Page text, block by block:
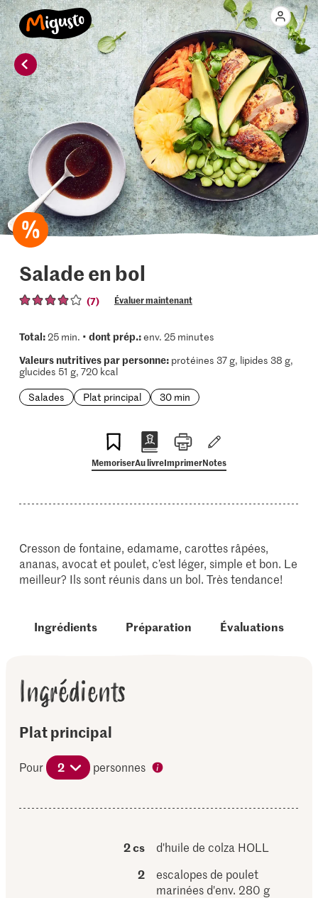
Salade en bol
(7) Évaluer maintenant
Total:25 min. • dont prép.:env. 25 minutes
Valeurs nutritives par personne:protéines 37 g, lipides 38 g,
glucides 51 g, 720 kcal
Salades
Plat principal 30 min
MemoriserAu livreImprimerNotes
Cresson de fontaine, edamame, carottes râpées,
ananas, avocat et poulet, c’est léger, simple et bon. Le
meilleur? Ils sont réunis dans un bol. Très tendance!
Ingrédients Préparation Évaluations
Ingrédients
Plat principal
Pour 2 personnes
2 cs
d'huile de colza HOLL
2
escalopes de poulet
marinées d'env. 280 g